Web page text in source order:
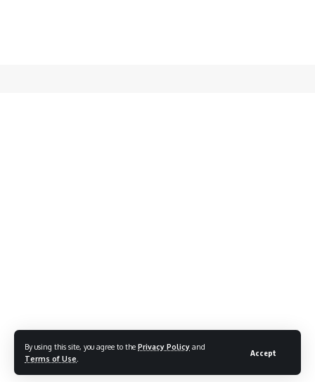
By using this site, you agree to the Privacy Policy and
Terms of Use
Accept